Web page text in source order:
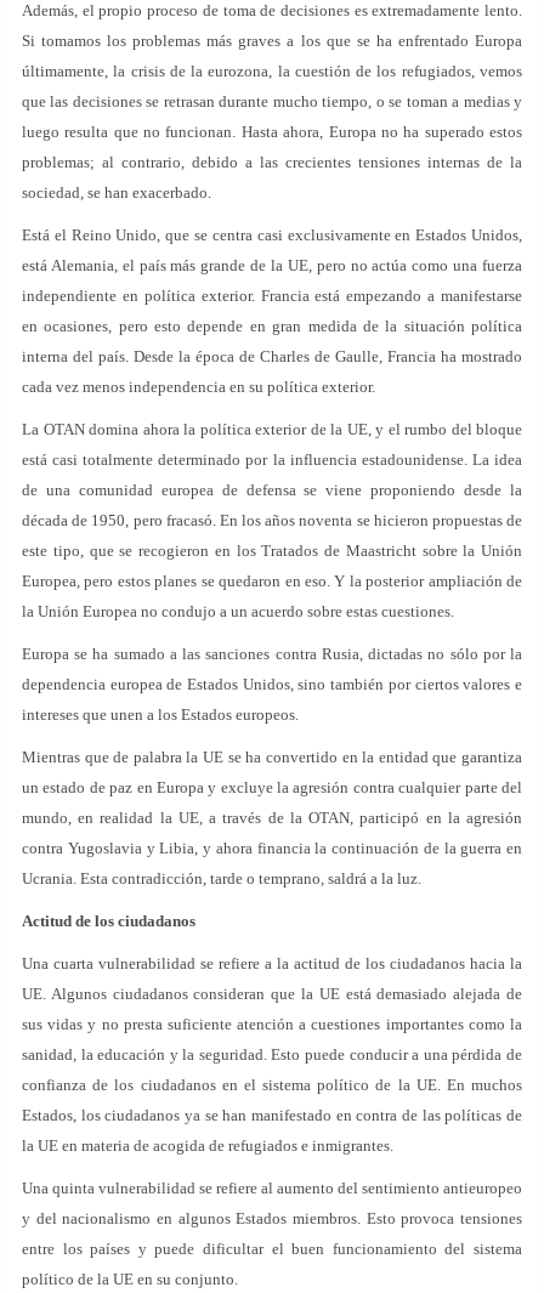
Además, el propio proceso de toma de decisiones es extremadamente lento.
Si tomamos los problemas más graves a los que se ha enfrentado Europa
últimamente, la crisis de la eurozona, la cuestión de los refugiados, vemos
que las decisiones se retrasan durante mucho tiempo, o se toman a medias y
luego resulta que no funcionan. Hasta ahora, Europa no ha superado estos
problemas; al contrario, debido a las crecientes tensiones internas de la
sociedad, se han exacerbado.
Está el Reino Unido, que se centra casi exclusivamente en Estados Unidos,
está Alemania, el país más grande de la UE, pero no actúa como una fuerza
independiente en política exterior. Francia está empezando a manifestarse
en ocasiones, pero esto depende en gran medida de la situación política
interna del país. Desde la época de Charles de Gaulle, Francia ha mostrado
cada vez menos independencia en su política exterior.
La OTAN domina ahora la política exterior de la UE, y el rumbo del bloque
está casi totalmente determinado por la influencia estadounidense. La idea
de una comunidad europea de defensa se viene proponiendo desde la
década de 1950, pero fracasó. En los años noventa se hicieron propuestas de
este tipo, que se recogieron en los Tratados de Maastricht sobre la Unión
Europea, pero estos planes se quedaron en eso. Y la posterior ampliación de
la Unión Europea no condujo a un acuerdo sobre estas cuestiones.
Europa se ha sumado a las sanciones contra Rusia, dictadas no sólo por la
dependencia europea de Estados Unidos, sino también por ciertos valores e
intereses que unen a los Estados europeos.
Mientras que de palabra la UE se ha convertido en la entidad que garantiza
un estado de paz en Europa y excluye la agresión contra cualquier parte del
mundo, en realidad la UE, a través de la OTAN, participó en la agresión
contra Yugoslavia y Libia, y ahora financia la continuación de la guerra en
Ucrania. Esta contradicción, tarde o temprano, saldrá a la luz.
Actitud de los ciudadanos
Una cuarta vulnerabilidad se refiere a la actitud de los ciudadanos hacia la
UE. Algunos ciudadanos consideran que la UE está demasiado alejada de
sus vidas y no presta suficiente atención a cuestiones importantes como la
sanidad, la educación y la seguridad. Esto puede conducir a una pérdida de
confianza de los ciudadanos en el sistema político de la UE. En muchos
Estados, los ciudadanos ya se han manifestado en contra de las políticas de
la UE en materia de acogida de refugiados e inmigrantes.
Una quinta vulnerabilidad se refiere al aumento del sentimiento antieuropeo
y del nacionalismo en algunos Estados miembros. Esto provoca tensiones
entre los países y puede dificultar el buen funcionamiento del sistema
político de la UE en su conjunto.